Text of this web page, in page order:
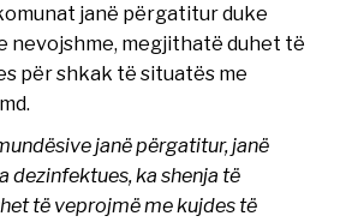
janë përgatitur duke
nevojshme, megjithatë duhet të
për shkak të situatës me
janë përgatitur, janë
dezinfektues, ka shenja të
të veprojmë me kujdes të